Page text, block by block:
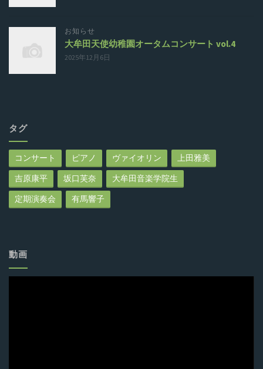
お知らせ
大牟田天使幼稚園オータムコンサート vol.4
2025年12月6日
タグ
コンサート ピアノ ヴァイオリン
上田雅美
吉原康平
坂口芙奈
大牟田音楽学院生
定期演奏会
有馬響子
動画